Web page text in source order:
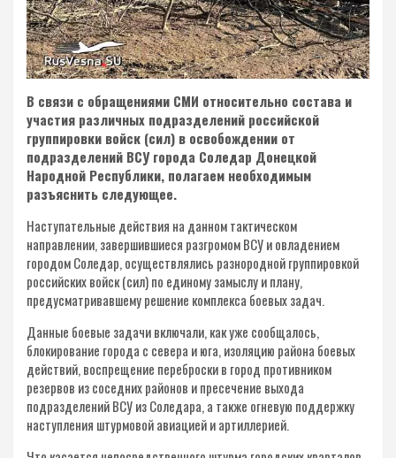
В связи с обращениями СМИ относительно состава и
участия различных подразделений российской
группировки войск (сил) в освобождении от
подразделений ВСУ города Соледар Донецкой
Народной Республики, полагаем необходимым
разъяснить следующее.
Наступательные действия на данном тактическом
направлении, завершившиеся разгромом ВСУ и овладением
городом Соледар, осуществлялись разнородной группировкой
российских войск (сил) по единому замыслу и плану,
предусматривавшему решение комплекса боевых задач.
Данные боевые задачи включали, как уже сообщалось,
блокирование города с севера и юга, изоляцию района боевых
действий, воспрещение переброски в город противником
резервов из соседних районов и пресечение выхода
подразделений ВСУ из Соледара, а также огневую поддержку
наступления штурмовой авиацией и артиллерией.